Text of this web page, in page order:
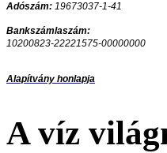
Adószám: 19673037-1-41
Bankszámlaszám:
10200823-22221575-00000000
Alapítvány honlapja
A víz